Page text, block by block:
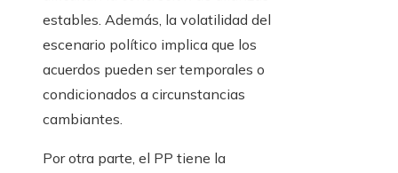
estables. Además, la volatilidad del
escenario político implica que los
acuerdos pueden ser temporales o
condicionados a circunstancias
cambiantes.
Por otra parte, el PP tiene la